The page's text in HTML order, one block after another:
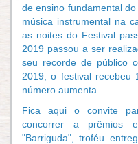
de ensino fundamental
música instrumental na
as noites do Festival
2019 passou a ser
seu recorde de público
2019, o festival recebeu
número aumenta.
Fica aqui o convite
concorrer a prêmios
"Barriguda", troféu